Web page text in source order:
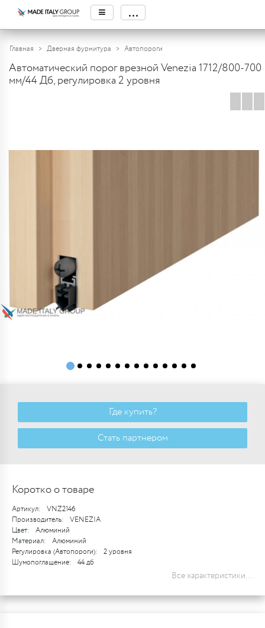
≡ ...
Главная Дверная фурнитура Автопороги
Автоматический порог врезной Venezia 1712/800-700
мм/44 Дб, регулировка 2 уровня
Где купить?
Стать партнером
Коротко о товаре
Артикул:
VNZ2146
Производитель:
VENEZIA
Цвет:
Алюминий
Материал:
Алюминий
Регулировка (Автопороги):
2 уровня
Шумопоглащение:
44 дб
Все характеристики...